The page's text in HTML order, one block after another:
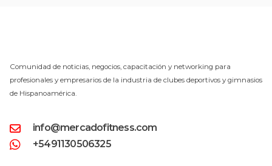
Comunidad de noticias, negocios, capacitación y networking para
profesionales y empresarios de la industria de clubes deportivos y gimnasios
de Hispanoamérica.
info@mercadofitness.com
+5491130506325